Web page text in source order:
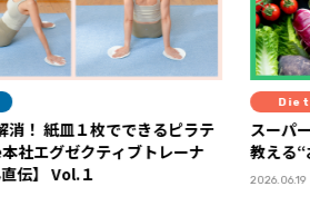
ピラテ
ーナ
スーパーの棚でもう迷わない
教える“おいしさ×健康コスパ